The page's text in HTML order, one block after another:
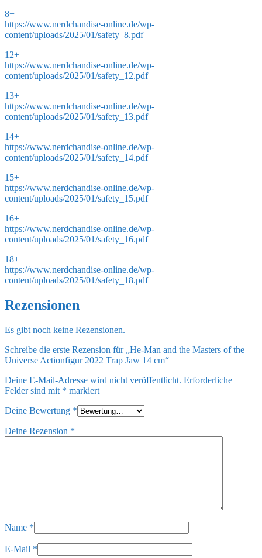
8+
https://www.nerdchandise-online.de/wp-
content/uploads/2025/01/safety_8.pdf
12+
https://www.nerdchandise-online.de/wp-
content/uploads/2025/01/safety_12.pdf
13+
https://www.nerdchandise-online.de/wp-
content/uploads/2025/01/safety_13.pdf
14+
https://www.nerdchandise-online.de/wp-
content/uploads/2025/01/safety_14.pdf
15+
https://www.nerdchandise-online.de/wp-
content/uploads/2025/01/safety_15.pdf
16+
https://www.nerdchandise-online.de/wp-
content/uploads/2025/01/safety_16.pdf
18+
https://www.nerdchandise-online.de/wp-
content/uploads/2025/01/safety_18.pdf
Rezensionen
Es gibt noch keine Rezensionen.
Schreibe die erste Rezension für „He-Man and the Masters of the
Universe Actionfigur 2022 Trap Jaw 14 cm“
Deine E-Mail-Adresse wird nicht veröffentlicht. Erforderliche
Felder sind mit * markiert
Deine Bewertung *
Deine Rezension *
Name *
E-Mail *